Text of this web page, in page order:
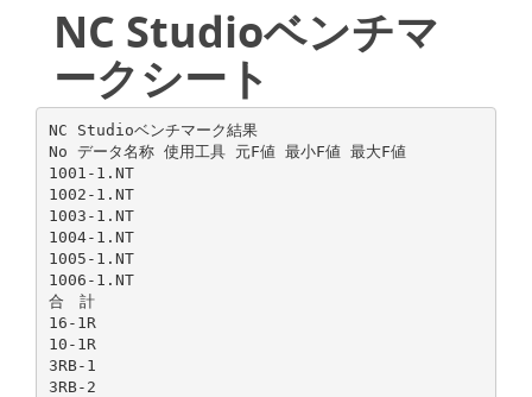
NC Studioベンチマ
ークシート
NC Studioベンチマーク結果
No データ名称 使用工具 元F値 最小F値 最大F値
1001-1.NT
1002-1.NT
1003-1.NT
1004-1.NT
1005-1.NT
1006-1.NT
合 計
16-1R
10-1R
3RB-1
3RB-2